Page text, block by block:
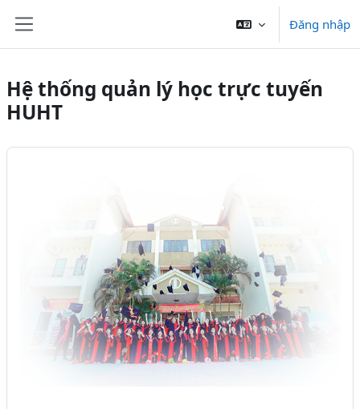
Đăng nhập
Hệ thống quản lý học trực tuyến
HUHT